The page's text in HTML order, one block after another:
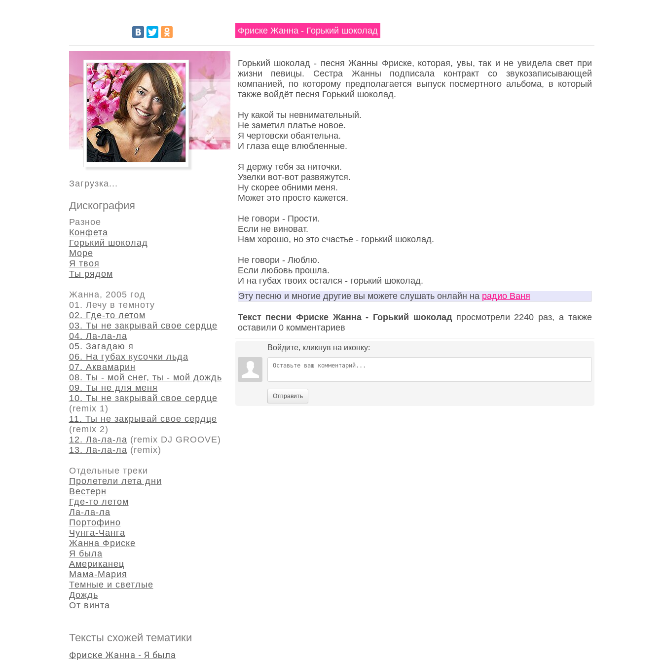
Фриске Жанна - Горький шоколад
Горький шоколад - песня Жанны Фриске, которая, увы, так и не увидела свет при
жизни певицы. Сестра Жанны подписала контракт со звукозаписывающей
компанией, по которому предполагается выпуск посмертного альбома, в который
также войдёт песня Горький шоколад.
Ну какой ты невнимательный.
Не заметил платье новое.
Я чертовски обаятельна.
И глаза еще влюбленные.
Я держу тебя за ниточки.
Узелки вот-вот развяжутся.
Ну скорее обними меня.
Может это просто кажется.
Не говори - Прости.
Если не виноват.
Нам хорошо, но это счастье - горький шоколад.
Не говори - Люблю.
Если любовь прошла.
И на губах твоих остался - горький шоколад.
Эту песню и многие другие вы можете слушать онлайн на радио Ваня
Текст песни Фриске Жанна - Горький шоколадпросмотрели 2240 раз, а также
оставили 0 комментариев
Войдите, кликнув на иконку:
Отправить
Загрузка...
Дискография
Разное
Конфета
Горький шоколад
Море
Я твоя
Ты рядом
Жанна, 2005 год
01. Лечу в темноту
02. Где-то летом
03. Ты не закрывай свое сердце
04. Ла-ла-ла
05. Загадаю я
06. На губах кусочки льда
07. Аквамарин
08. Ты - мой снег, ты - мой дождь
09. Ты не для меня
10. Ты не закрывай свое сердце
(remix 1)
11. Ты не закрывай свое сердце
(remix 2)
12. Ла-ла-ла (remix DJ GROOVE)
13. Ла-ла-ла (remix)
Отдельные треки
Пролетели лета дни
Вестерн
Где-то летом
Ла-ла-ла
Портофино
Чунга-Чанга
Жанна Фриске
Я была
Американец
Мама-Мария
Темные и светлые
Дождь
От винта
Тексты схожей тематики
Фриске Жанна - Я была